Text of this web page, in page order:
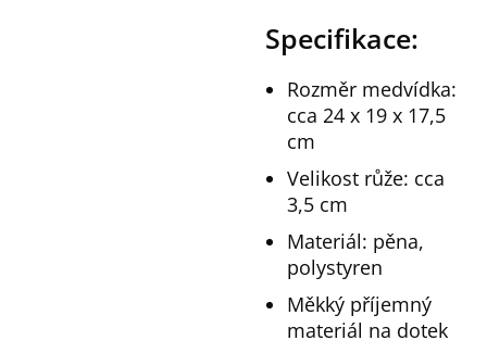
Specifikace:
Rozměr medvídka:
cca 24 x 19 x 17,5
cm
Velikost růže: cca
3,5 cm
Materiál: pěna,
polystyren
Měkký příjemný
materiál na dotek